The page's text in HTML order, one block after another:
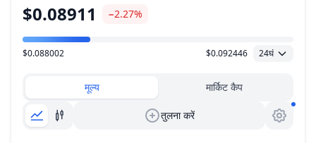
$0.08911 −2.27%
मूल्य सीमा
$0.088002 $0.092446 24घं
मूल्य मार्किट कैप
तुलना करें